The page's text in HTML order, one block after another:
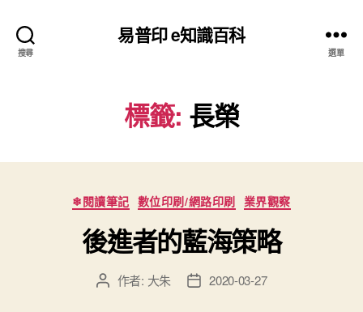
搜尋
易普印 e知識百科
選單
標籤: 長榮
分
類
❄閱讀筆記 數位印刷/網路印刷 業界觀察
後進者的藍海策略
文 作者: 大朱
文 2020-03-27